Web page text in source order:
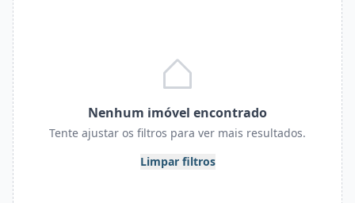
Nenhum imóvel encontrado
Tente ajustar os filtros para ver mais resultados.
Limpar filtros